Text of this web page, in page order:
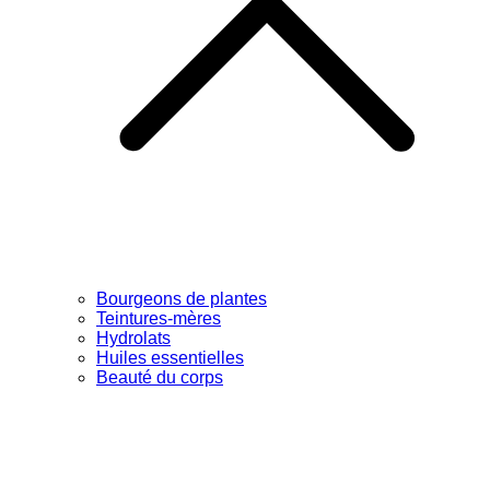
Bourgeons de plantes
Teintures-mères
Hydrolats
Huiles essentielles
Beauté du corps